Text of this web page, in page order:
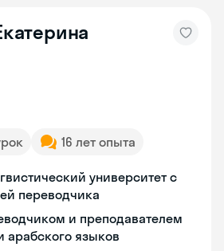
16 лет опыта
университет с
переводчика
и преподавателем
арабского языков